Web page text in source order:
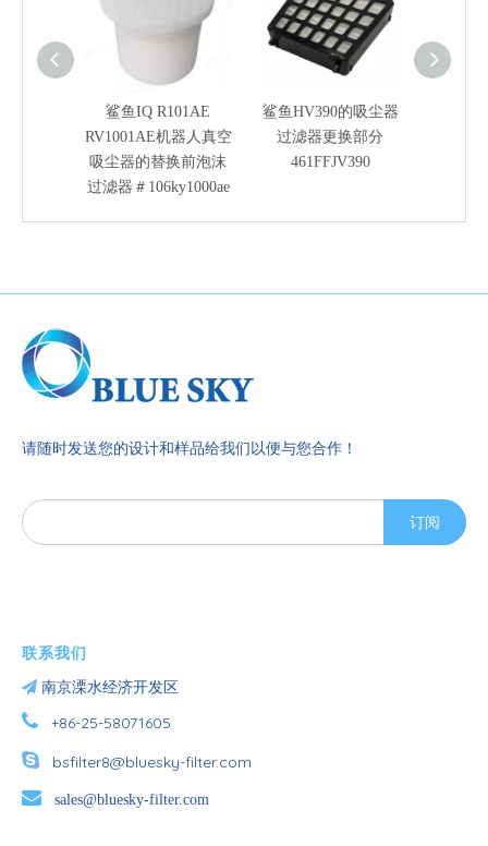
鲨鱼IQ R101AE
RV1001AE机器人真空
吸尘器的替换前泡沫
过滤器＃106ky1000ae
鲨鱼HV390的吸尘器
过滤器更换部分
461FFJV390
请随时发送您的设计和样品给我们以便与您合作！
订阅
联系我们
 南京溧水经济开发区
 +86-25-58071605

bsfilter8@bluesky-filter.com

sales@bluesky-filter.com